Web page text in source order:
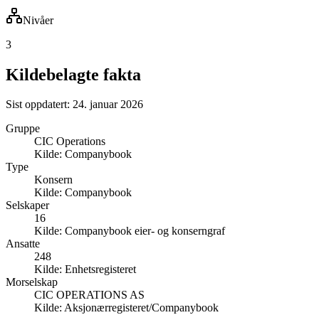
Nivåer
3
Kildebelagte fakta
Sist oppdatert: 24. januar 2026
Gruppe
CIC Operations
Kilde: Companybook
Type
Konsern
Kilde: Companybook
Selskaper
16
Kilde: Companybook eier- og konserngraf
Ansatte
248
Kilde: Enhetsregisteret
Morselskap
CIC OPERATIONS AS
Kilde: Aksjonærregisteret/Companybook